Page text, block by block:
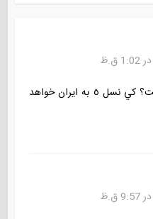
تفوت نسل پنجم با نسل ٤.٥ چيست؟ كي نسل ٥ به ايران خواهد